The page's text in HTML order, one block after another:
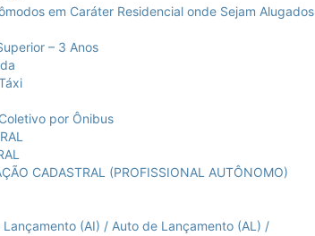
em Caráter Residencial onde Sejam Alugados
– 3 Anos
por Ônibus
CADASTRAL (PROFISSIONAL AUTÔNOMO)
(AI) / Auto de Lançamento (AL) /